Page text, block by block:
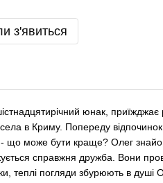
з'явиться
юнак,
в Криму. Попереду
- що може бути краще? Олег
справжня дружба. Вони
теплі погляди збурюють в душі